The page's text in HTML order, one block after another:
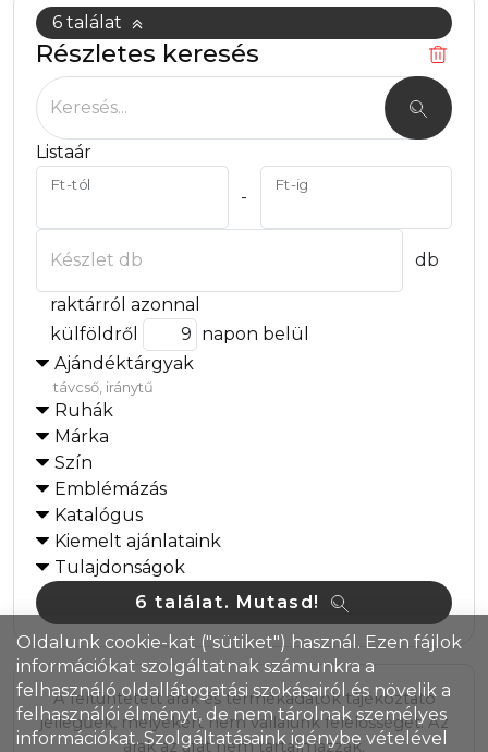
6 találat
Részletes keresés
Keresés...
Listaár
Ft-tól
-
Ft-ig
Készlet db db
raktárról azonnal
külföldről
napon belül
Ajándéktárgyak
távcső, iránytű
Ruhák
Márka
Szín
Emblémázás
Katalógus
Kiemelt ajánlataink
Tulajdonságok
6 találat. Mutasd!
A feltüntetett árak és termékadatok tájékoztató
jellegűek, melyekért nem vállalunk felelősséget. Az
árak az áfát nem tartalmazzák.
Oldalunk cookie-kat ("sütiket") használ. Ezen fájlok
információkat szolgáltatnak számunkra a
felhasználó oldallátogatási szokásairól és növelik a
felhasználói élményt, de nem tárolnak személyes
információkat. Szolgáltatásaink igénybe vételével